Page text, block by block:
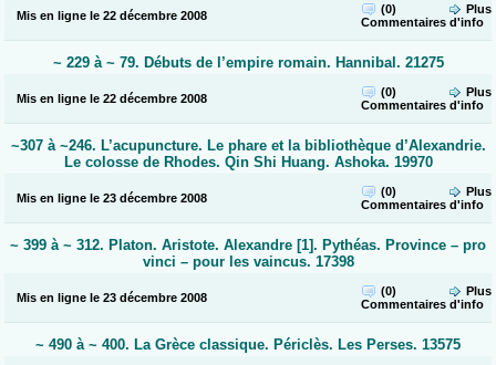
Mis en ligne le 22 décembre 2008
(0)
Commentaires
Plus
d'info
~ 229 à ~ 79. Débuts de l’empire romain. Hannibal. 21275
Mis en ligne le 22 décembre 2008
(0)
Commentaires
Plus
d'info
~307 à ~246. L’acupuncture. Le phare et la bibliothèque d’Alexandrie.
Le colosse de Rhodes. Qin Shi Huang. Ashoka. 19970
Mis en ligne le 23 décembre 2008
(0)
Commentaires
Plus
d'info
~ 399 à ~ 312. Platon. Aristote. Alexandre [1]. Pythéas. Province – pro
vinci – pour les vaincus. 17398
Mis en ligne le 23 décembre 2008
(0)
Commentaires
Plus
d'info
~ 490 à ~ 400. La Grèce classique. Périclès. Les Perses. 13575